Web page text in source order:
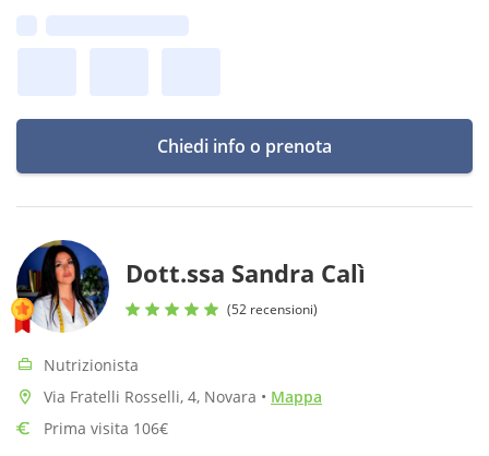
Chiedi info o prenota
Dott.ssa Sandra Calì
(52 recensioni)
Nutrizionista
Via Fratelli Rosselli, 4, Novara • Mappa
Prima visita 106€